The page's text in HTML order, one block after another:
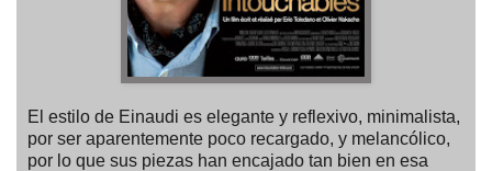
El estilo de Einaudi es elegante y reflexivo, minimalista,
por ser aparentemente poco recargado, y melancólico,
por lo que sus piezas han encajado tan bien en esa